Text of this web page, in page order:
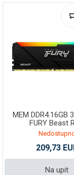
MEM DDR4.16GB
FURY Beast
209,73
Na upit